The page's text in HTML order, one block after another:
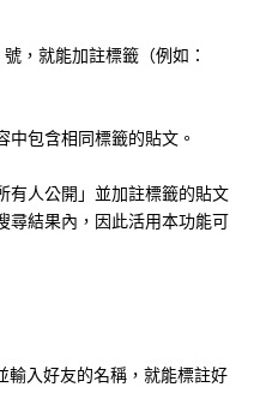
號，就能加註標籤（例如：
中包含相同標籤的貼文。
有人公開」並加註標籤的貼文
尋結果內，因此活用本功能可
輸入好友的名稱，就能標註好